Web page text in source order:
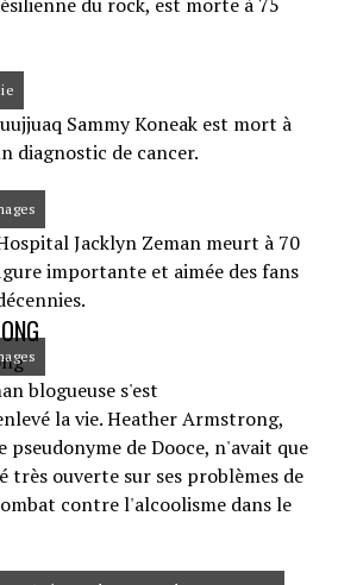
Sammy Koneak est mort à
diagnostic de cancer.
Jacklyn Zeman meurt à 70
importante et aimée des fans
blogueuse s'est
la vie. Heather Armstrong,
pseudonyme de Dooce, n'avait que
très ouverte sur ses problèmes de
contre l'alcoolisme dans le